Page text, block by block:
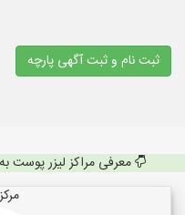
ثبت نام و ثبت آگهی پارچه
معرفی مراکز لیزر پوست